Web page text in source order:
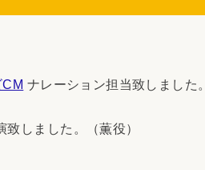
ナレーション担当致しました。
致しました。（薫役）